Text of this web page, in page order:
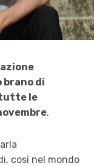
brano di
tutte le
.
così nel mondo